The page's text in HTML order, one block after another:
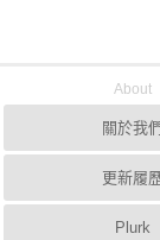
About
關於我
更新履
Plurk